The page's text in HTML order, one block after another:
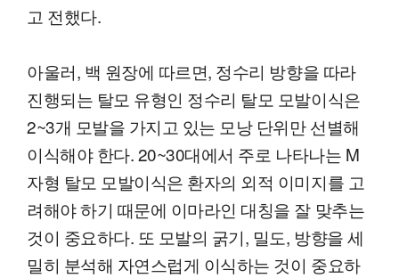
고 전했다.
아울러, 백 원장에 따르면, 정수리 방향을 따라
진행되는 탈모 유형인 정수리 탈모 모발이식은
2~3개 모발을 가지고 있는 모낭 단위만 선별해
이식해야 한다. 20~30대에서 주로 나타나는 M
자형 탈모 모발이식은 환자의 외적 이미지를 고
려해야 하기 때문에 이마라인 대칭을 잘 맞추는
것이 중요하다. 또 모발의 굵기, 밀도, 방향을 세
밀히 분석해 자연스럽게 이식하는 것이 중요하